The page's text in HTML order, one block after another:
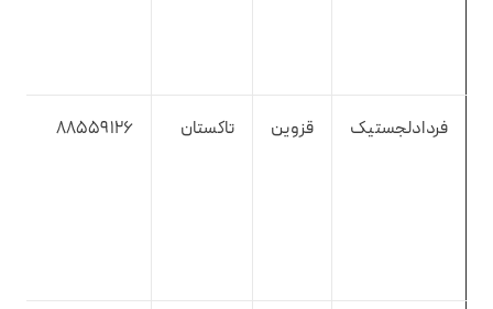
فردادلجستیک قزوین تاکستان 88559126